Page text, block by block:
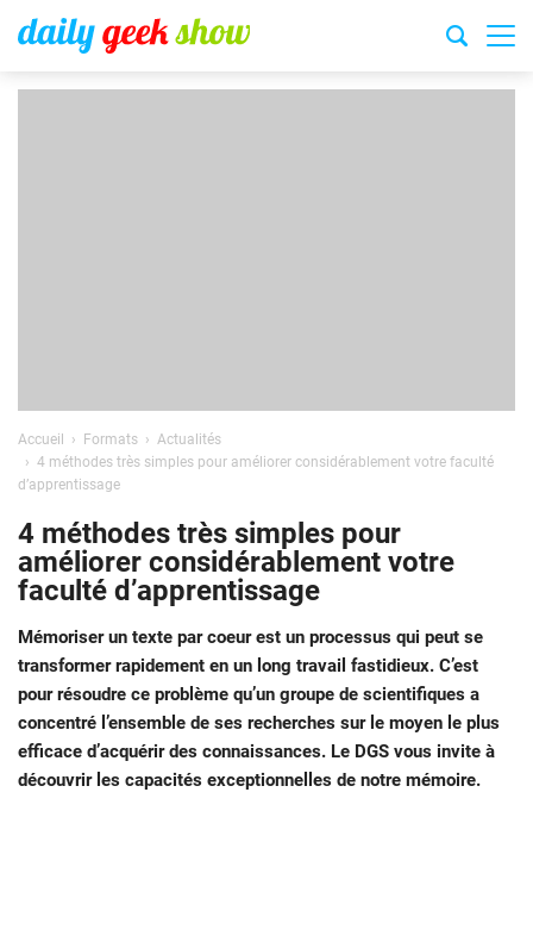
Accueil Formats
Actualités
4 méthodes très simples pour améliorer considérablement votre faculté
d’apprentissage
4 méthodes très simples pour
améliorer considérablement votre
faculté d’apprentissage
Mémoriser un texte par coeur est un processus qui peut se
transformer rapidement en un long travail fastidieux. C’est
pour résoudre ce problème qu’un groupe de scientifiques a
concentré l’ensemble de ses recherches sur le moyen le plus
efficace d’acquérir des connaissances. Le DGS vous invite à
découvrir les capacités exceptionnelles de notre mémoire.